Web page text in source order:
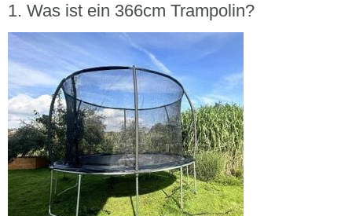
Was ist ein 366cm Trampolin?